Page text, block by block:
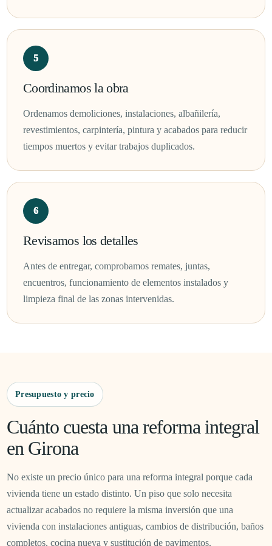
Coordinamos la obra
Ordenamos demoliciones, instalaciones, albañilería,
revestimientos, carpintería, pintura y acabados para reducir
tiempos muertos y evitar trabajos duplicados.
Revisamos los detalles
Antes de entregar, comprobamos remates, juntas,
encuentros, funcionamiento de elementos instalados y
limpieza final de las zonas intervenidas.
Presupuesto y precio
Cuánto cuesta una reforma integral
en Girona
No existe un precio único para una reforma integral porque cada
vivienda tiene un estado distinto. Un piso que solo necesita
actualizar acabados no requiere la misma inversión que una
vivienda con instalaciones antiguas, cambios de distribución, baños
completos, cocina nueva y sustitución de pavimentos.